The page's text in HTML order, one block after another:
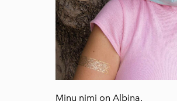
Minu nimi on Albina.